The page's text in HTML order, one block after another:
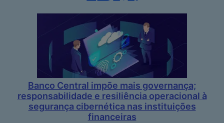
Banco Central impõe mais governança;
responsabilidade e resiliência operacional à
segurança cibernética nas instituições
financeiras